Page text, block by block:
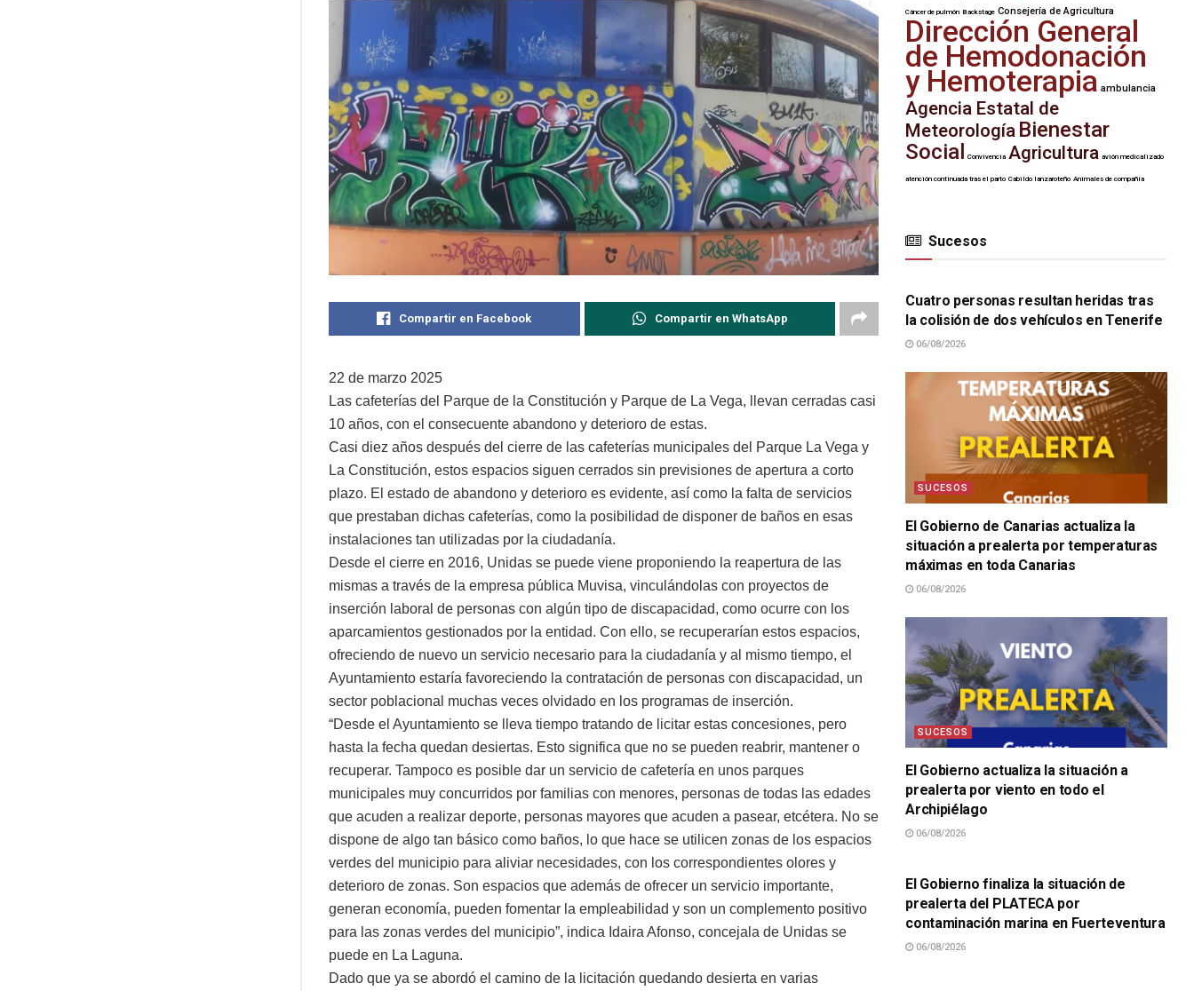
Compartir en Facebook Compartir en WhatsApp
22 de marzo 2025
Las cafeterías del Parque de la Constitución y Parque de La Vega, llevan cerradas casi
10 años, con el consecuente abandono y deterioro de estas.
Casi diez años después del cierre de las cafeterías municipales del Parque La Vega y
La Constitución, estos espacios siguen cerrados sin previsiones de apertura a corto
plazo. El estado de abandono y deterioro es evidente, así como la falta de servicios
que prestaban dichas cafeterías, como la posibilidad de disponer de baños en esas
instalaciones tan utilizadas por la ciudadanía.
Desde el cierre en 2016, Unidas se puede viene proponiendo la reapertura de las
mismas a través de la empresa pública Muvisa, vinculándolas con proyectos de
inserción laboral de personas con algún tipo de discapacidad, como ocurre con los
aparcamientos gestionados por la entidad. Con ello, se recuperarían estos espacios,
ofreciendo de nuevo un servicio necesario para la ciudadanía y al mismo tiempo, el
Ayuntamiento estaría favoreciendo la contratación de personas con discapacidad, un
sector poblacional muchas veces olvidado en los programas de inserción.
“Desde el Ayuntamiento se lleva tiempo tratando de licitar estas concesiones, pero
hasta la fecha quedan desiertas. Esto significa que no se pueden reabrir, mantener o
recuperar. Tampoco es posible dar un servicio de cafetería en unos parques
municipales muy concurridos por familias con menores, personas de todas las edades
que acuden a realizar deporte, personas mayores que acuden a pasear, etcétera. No se
dispone de algo tan básico como baños, lo que hace se utilicen zonas de los espacios
verdes del municipio para aliviar necesidades, con los correspondientes olores y
deterioro de zonas. Son espacios que además de ofrecer un servicio importante,
generan economía, pueden fomentar la empleabilidad y son un complemento positivo
para las zonas verdes del municipio”, indica Idaira Afonso, concejala de Unidas se
puede en La Laguna.
Dado que ya se abordó el camino de la licitación quedando desierta en varias
Cáncer de pulmón Backstage Consejería de Agricultura
Dirección General
de Hemodonación
y Hemoterapia ambulancia
Agencia Estatal de
Meteorología Bienestar
Social
Convivencia Agricultura avión medicalizado
atención continuada tras el parto Cabildo lanzaroteño Animales de compañía
Sucesos
SUCESOS
Cuatro personas resultan heridas tras
la colisión de dos vehículos en Tenerife
06/08/2026
SUCESOS
El Gobierno de Canarias actualiza la
situación a prealerta por temperaturas
máximas en toda Canarias
06/08/2026
SUCESOS
El Gobierno actualiza la situación a
prealerta por viento en todo el
Archipiélago
06/08/2026
El Gobierno finaliza la situación de
prealerta del PLATECA por
contaminación marina en Fuerteventura
06/08/2026